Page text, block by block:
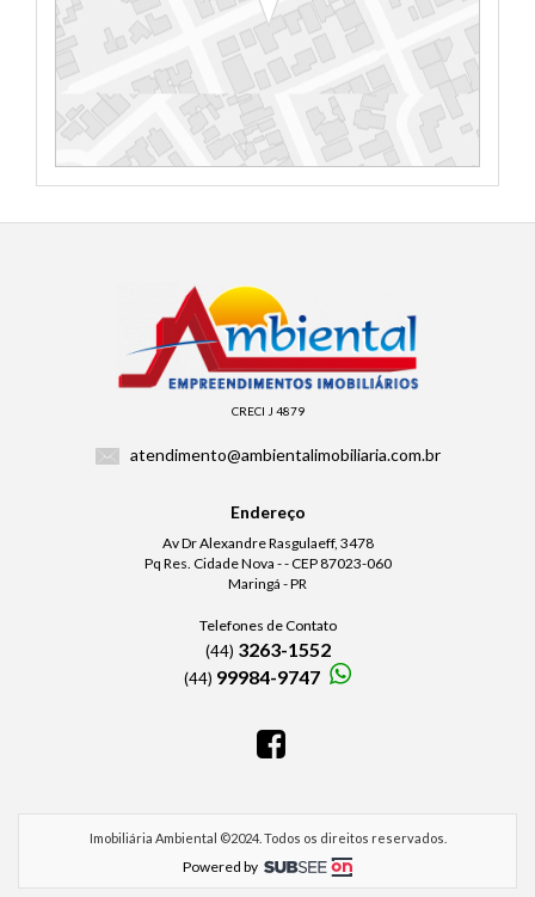
CRECI J 4879
atendimento@ambientalimobiliaria.com.br
Endereço
Av Dr Alexandre Rasgulaeff, 3478
Pq Res. Cidade Nova - - CEP 87023-060
Maringá - PR
Telefones de Contato
(44) 3263-1552
(44) 99984-9747
Imobiliária Ambiental ©2024. Todos os direitos reservados.
Powered by